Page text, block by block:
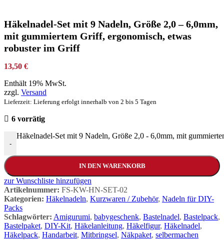
Häkelnadel-Set mit 9 Nadeln, Größe 2,0 – 6,0mm,
mit gummiertem Griff, ergonomisch, etwas
robuster im Griff
13,50 €
Enthält 19% MwSt.
zzgl. Versand
Lieferzeit: Lieferung erfolgt innerhalb von 2 bis 5 Tagen
6 vorrätig
-
Häkelnadel-Set mit 9 Nadeln, Größe 2,0 - 6,0mm, mit
IN DEN WARENKORB
zur Wunschliste hinzufügen
Artikelnummer: FS-KW-HN-SET-02
Kategorien: Häkelnadeln, Kurzwaren / Zubehör, Nadeln für DIY-
Packs
Schlagwörter: Amigurumi, babygeschenk, Bastelnadel, Bastelpack,
Bastelpaket, DIY-Kit, Häkelanleitung, Häkelfigur, Häkelnadel,
Häkelpack, Handarbeit, Mitbringsel, Näkpaket, selbermachen